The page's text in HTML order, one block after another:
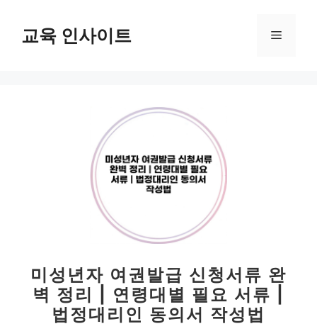
교육 인사이트 메
미성년자 여권발급 신청서류 완
벽 정리 | 연령대별 필요 서류 |
법정대리인 동의서 작성법